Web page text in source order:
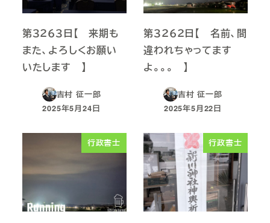
第３２６３日【 来期も
また、よろしくお願い
いたします 】
吉村 征一郎
投稿日
2025年5月24日
第３２６２日【 名前、間
違われちゃってます
よ。。。 】
吉村 征一郎
投稿日
2025年5月22日
行政書士 行政書士